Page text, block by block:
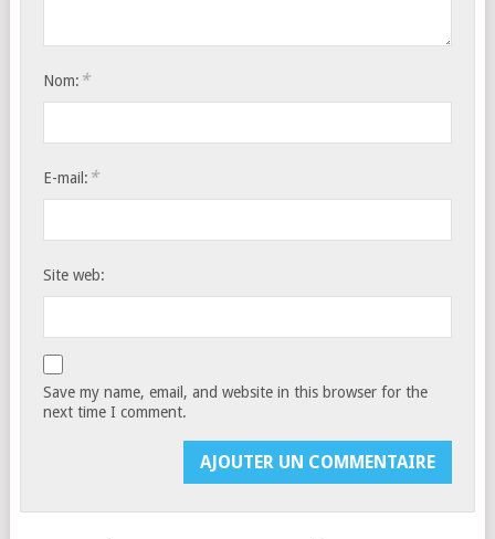
Nom: *
E-mail: *
Site web:
Save my name, email, and website in this browser for the
next time I comment.